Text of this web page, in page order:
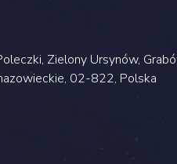
Zielony Ursynów,
02-822, Polska